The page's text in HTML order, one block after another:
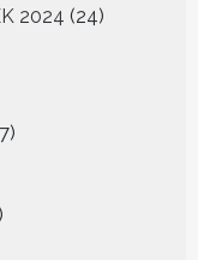
2024 24
producten
producten
319
producten